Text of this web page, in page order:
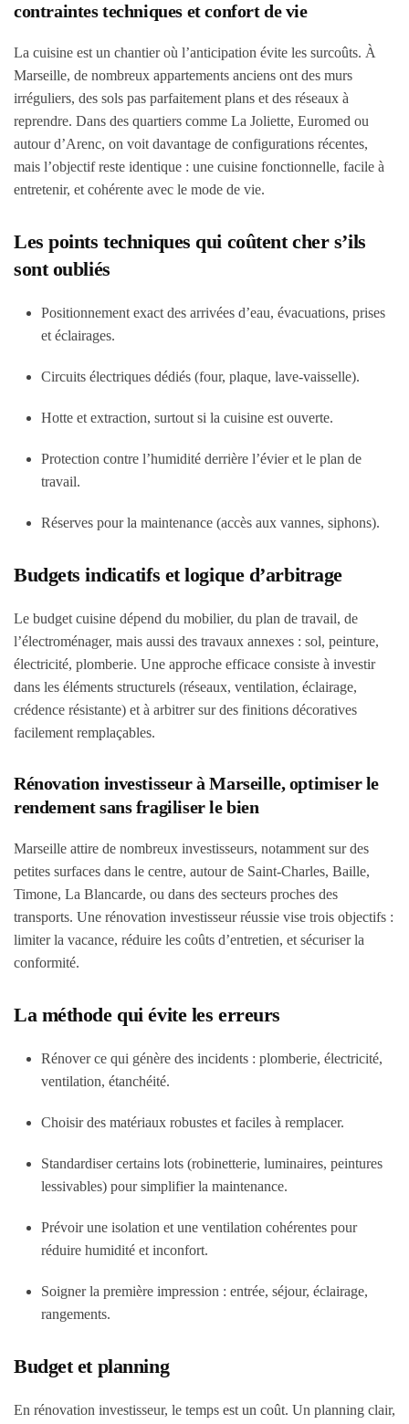
contraintes techniques et confort de vie
La cuisine est un chantier où l’anticipation évite les surcoûts. À
Marseille, de nombreux appartements anciens ont des murs
irréguliers, des sols pas parfaitement plans et des réseaux à
reprendre. Dans des quartiers comme La Joliette, Euromed ou
autour d’Arenc, on voit davantage de configurations récentes,
mais l’objectif reste identique : une cuisine fonctionnelle, facile à
entretenir, et cohérente avec le mode de vie.
Les points techniques qui coûtent cher s’ils
sont oubliés
Positionnement exact des arrivées d’eau, évacuations, prises
et éclairages.
Circuits électriques dédiés (four, plaque, lave-vaisselle).
Hotte et extraction, surtout si la cuisine est ouverte.
Protection contre l’humidité derrière l’évier et le plan de
travail.
Réserves pour la maintenance (accès aux vannes, siphons).
Budgets indicatifs et logique d’arbitrage
Le budget cuisine dépend du mobilier, du plan de travail, de
l’électroménager, mais aussi des travaux annexes : sol, peinture,
électricité, plomberie. Une approche efficace consiste à investir
dans les éléments structurels (réseaux, ventilation, éclairage,
crédence résistante) et à arbitrer sur des finitions décoratives
facilement remplaçables.
Rénovation investisseur à Marseille, optimiser le
rendement sans fragiliser le bien
Marseille attire de nombreux investisseurs, notamment sur des
petites surfaces dans le centre, autour de Saint-Charles, Baille,
Timone, La Blancarde, ou dans des secteurs proches des
transports. Une rénovation investisseur réussie vise trois objectifs :
limiter la vacance, réduire les coûts d’entretien, et sécuriser la
conformité.
La méthode qui évite les erreurs
Rénover ce qui génère des incidents : plomberie, électricité,
ventilation, étanchéité.
Choisir des matériaux robustes et faciles à remplacer.
Standardiser certains lots (robinetterie, luminaires, peintures
lessivables) pour simplifier la maintenance.
Prévoir une isolation et une ventilation cohérentes pour
réduire humidité et inconfort.
Soigner la première impression : entrée, séjour, éclairage,
rangements.
Budget et planning
En rénovation investisseur, le temps est un coût. Un planning clair,